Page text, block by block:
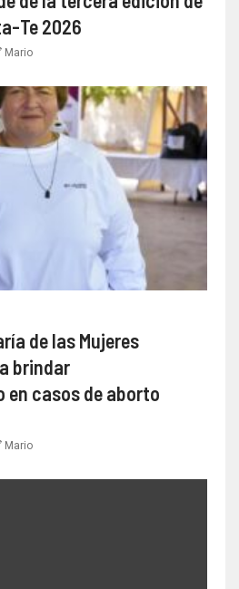
Te 2026
Mario
de las Mujeres
brindar
casos de aborto
Mario